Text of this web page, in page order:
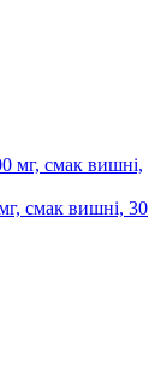
смак вишні, 30